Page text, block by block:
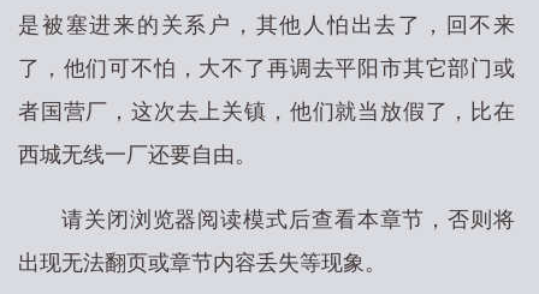
是被塞进来的关系户，其他人怕出去了，回不来
了，他们可不怕，大不了再调去平阳市其它部门或
者国营厂，这次去上关镇，他们就当放假了，比在
西城无线一厂还要自由。
请关闭浏览器阅读模式后查看本章节，否则将
出现无法翻页或章节内容丢失等现象。